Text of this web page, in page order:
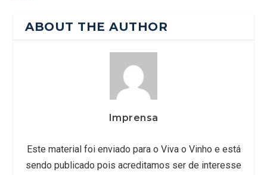
ABOUT THE AUTHOR
Imprensa
Este material foi enviado para o Viva o Vinho e está
sendo publicado pois acreditamos ser de interesse